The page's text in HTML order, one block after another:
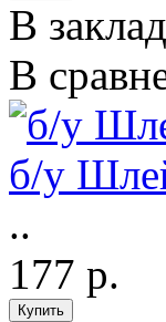
В
В
б/у
..
177 р.